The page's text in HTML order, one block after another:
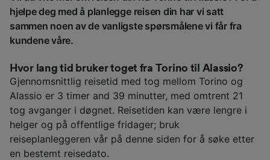
hjelpe deg med å planlegge reisen din har vi satt
sammen noen av de vanligste spørsmålene vi får fra
kundene våre.
Hvor lang tid bruker toget fra Torino til Alassio?
Gjennomsnittlig reisetid med tog mellom Torino og
Alassio er 3 timer and 39 minutter, med omtrent 21
tog avganger i døgnet. Reisetiden kan være lengre i
helger og på offentlige fridager; bruk
reiseplanleggeren vår på denne siden for å søke etter
en bestemt reisedato.